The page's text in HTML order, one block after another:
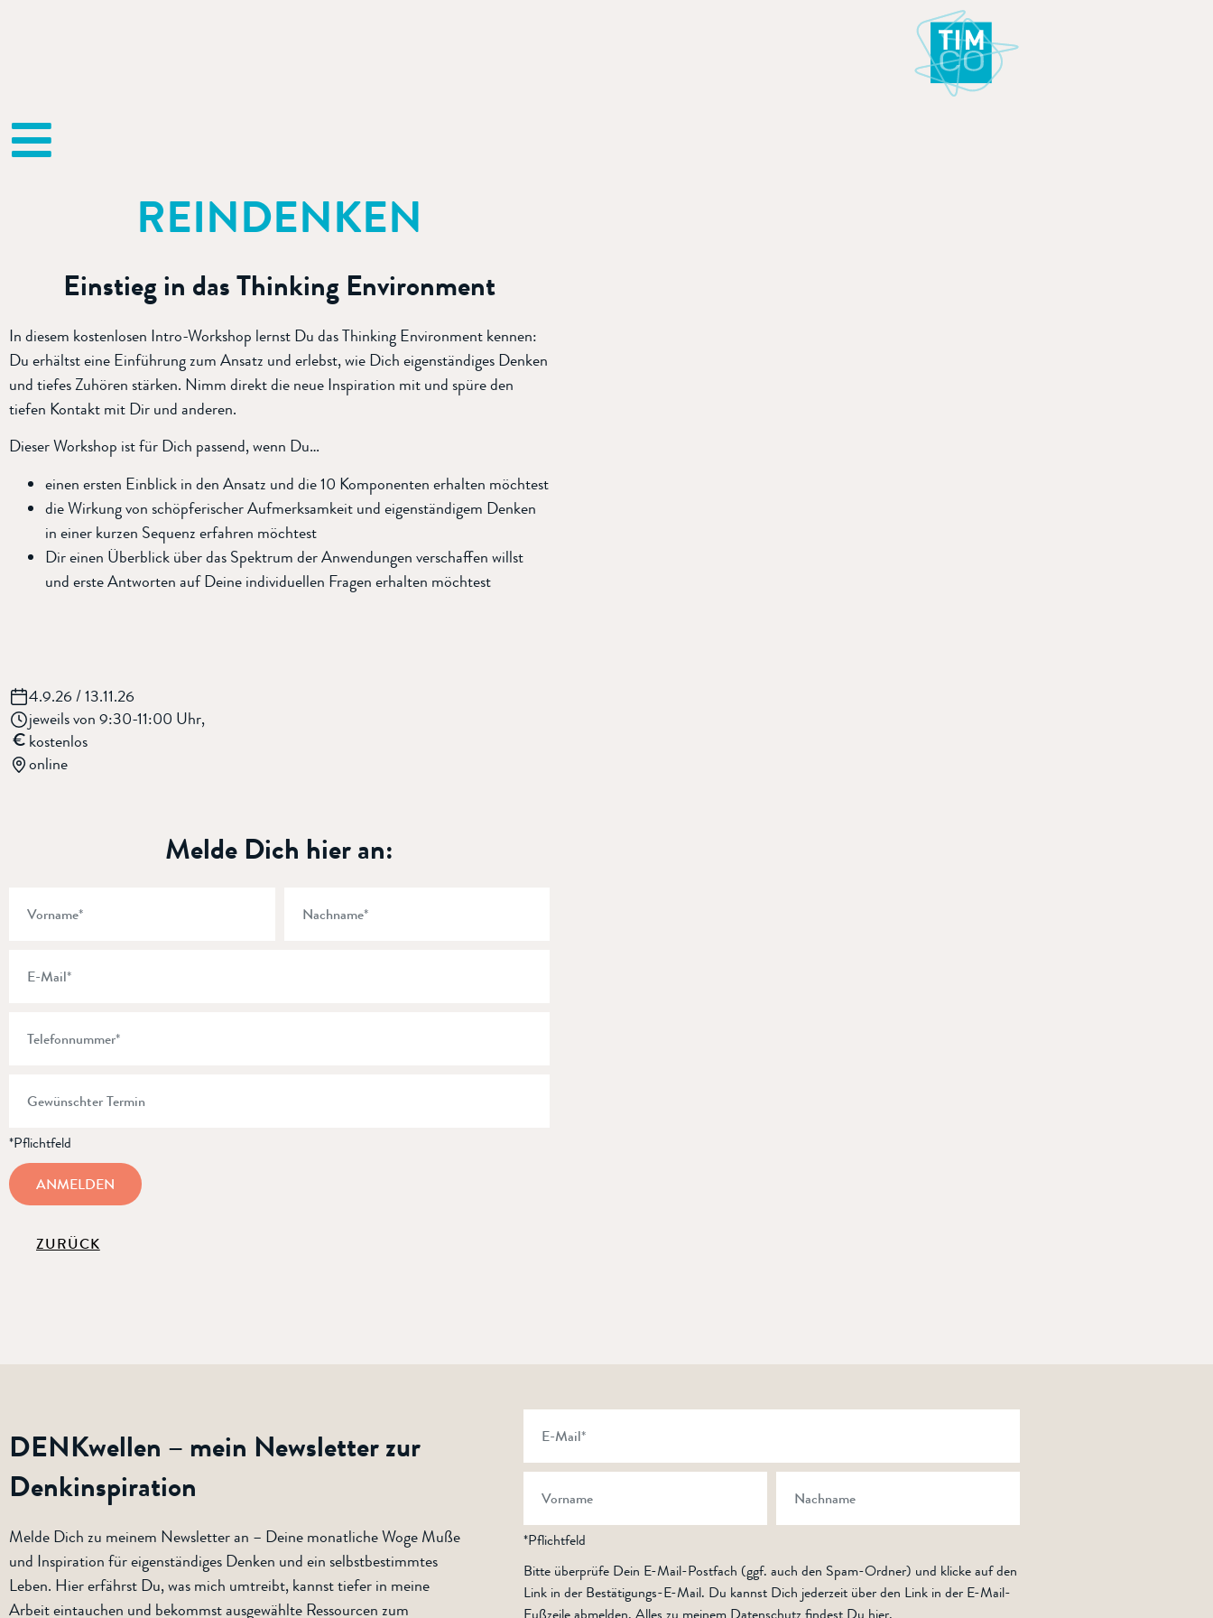
REINDENKEN
Einstieg in das Thinking Environment
In diesem kostenlosen Intro-Workshop lernst Du das Thinking Environment kennen:
Du erhältst eine Einführung zum Ansatz und erlebst, wie Dich eigenständiges Denken
und tiefes Zuhören stärken. Nimm direkt die neue Inspiration mit und spüre den
tiefen Kontakt mit Dir und anderen.
Dieser Workshop ist für Dich passend, wenn Du…
einen ersten Einblick in den Ansatz und die 10 Komponenten erhalten möchtest
die Wirkung von schöpferischer Aufmerksamkeit und eigenständigem Denken
in einer kurzen Sequenz erfahren möchtest
Dir einen Überblick über das Spektrum der Anwendungen verschaffen willst
und erste Antworten auf Deine individuellen Fragen erhalten möchtest
4.9.26 / 13.11.26
jeweils von 9:30-11:00 Uhr,
€kostenlos
online
Melde Dich hier an:
*Pflichtfeld
ANMELDEN
ZURÜCK
DENKwellen – mein Newsletter zur
Denkinspiration
Melde Dich zu meinem Newsletter an – Deine monatliche Woge Muße
und Inspiration für eigenständiges Denken und ein selbstbestimmtes
Leben. Hier erfährst Du, was mich umtreibt, kannst tiefer in meine
Arbeit eintauchen und bekommst ausgewählte Ressourcen zum
*Pflichtfeld
Bitte überprüfe Dein E-Mail-Postfach (ggf. auch den Spam-Ordner) und klicke auf den
Link in der Bestätigungs-E-Mail. Du kannst Dich jederzeit über den Link in der E-Mail-